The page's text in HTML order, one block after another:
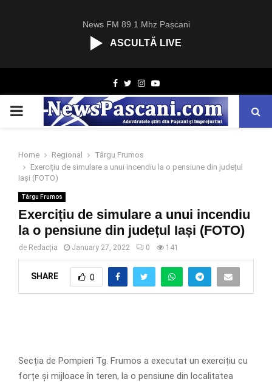
News FM 89.1 Mhz Pașcani
ASCULTĂ LIVE
Facebook
TwitterInstagram
Youtube
PRIMARY
Home Regional
Târgu Frumos
Exercițiu de simulare a unui incendiu la o pensiune din județul
Iași (FOTO)
Târgu Frumos
Exercițiu de simulare a unui incendiu
la o pensiune din județul Iași (FOTO)
de Redacția January 27, 2022 0 141
SHARE 0
Secția de Pompieri Tg. Frumos a executat un exercițiu cu
forțe și mijloace în teren, la o pensiune din localitatea